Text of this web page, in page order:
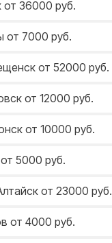
от 36000 руб.
от 7000 руб.
от 52000 руб.
от 12000 руб.
от 10000 руб.
от 5000 руб.
от 23000 руб.
от 4000 руб.